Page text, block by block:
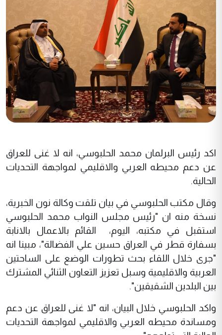
اكد رئيس البرلمان محمد الحلبوسي، انه لا غنى للعراق
عن دعم محيطه العربي والاقليمي لمواجهة التحديات
الحالية.
وقال مكتب الحلبوسي في بيان تلقت وكالة نون الخبرية،
نسخة منه ان "رئيس مجلس النواب محمد الحلبوسي
استقبل في مكتبه، اليوم، القائم بالاعمال بالانابة
بسفارة قطر في العراق حسين علي الفضالة"، مبينا انه
"جرى خلال اللقاء بحث تطورات الوضع على الساحتين
العربية والاقليمية وسبل تعزيز التعاون الثنائي المشترك
بين البلدين الشقيقين".
واكد الحلبوسي خلال البيان، انه "لا غنى للعراق عن دعم
ومساندة محيطه العربي والاقليمي لمواجهة التحديات